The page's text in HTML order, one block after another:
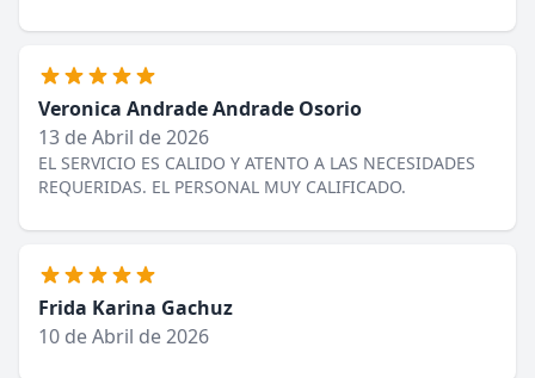
Veronica Andrade Andrade Osorio
13 de Abril de 2026
EL SERVICIO ES CALIDO Y ATENTO A LAS NECESIDADES
REQUERIDAS. EL PERSONAL MUY CALIFICADO.
Frida Karina Gachuz
10 de Abril de 2026